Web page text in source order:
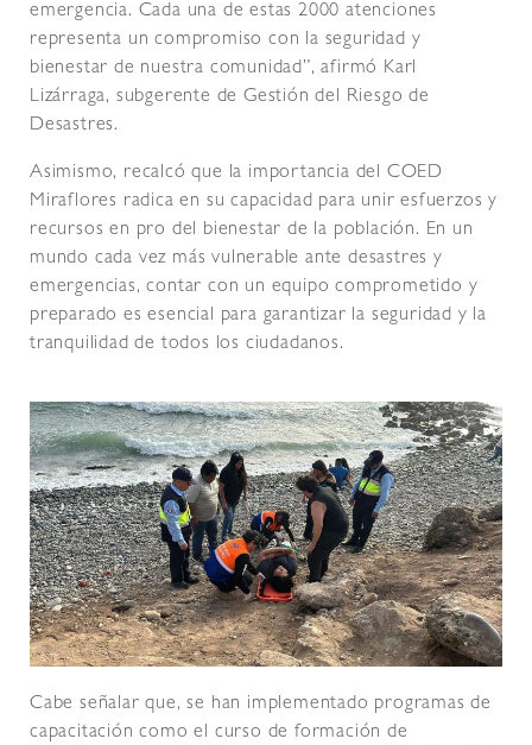
emergencia. Cada una de estas 2000 atenciones
representa un compromiso con la seguridad y
bienestar de nuestra comunidad”, afirmó Karl
Lizárraga, subgerente de Gestión del Riesgo de
Desastres.
Asimismo, recalcó que la importancia del COED
Miraflores radica en su capacidad para unir esfuerzos y
recursos en pro del bienestar de la población. En un
mundo cada vez más vulnerable ante desastres y
emergencias, contar con un equipo comprometido y
preparado es esencial para garantizar la seguridad y la
tranquilidad de todos los ciudadanos.
Cabe señalar que, se han implementado programas de
capacitación como el curso de formación de